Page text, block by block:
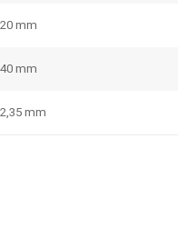
20 mm
40 mm
2,35 mm